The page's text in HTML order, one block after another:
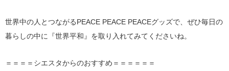
世界中の人とつながるPEACE PEACE PEACEグッズで、ぜひ毎日の
暮らしの中に『世界平和』を取り入れてみてくださいね。
＝＝＝＝シエスタからのおすすめ＝＝＝＝＝＝